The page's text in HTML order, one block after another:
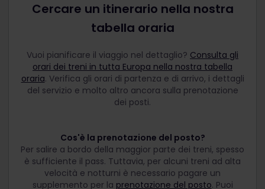
Cercare un itinerario nella nostra
tabella oraria
Vuoi pianificare il viaggio nel dettaglio? Consulta gli
orari dei treni in tutta Europa nella nostra tabella
oraria. Verifica gli orari di partenza e di arrivo, i dettagli
del servizio e molto altro ancora sulla prenotazione
dei posti.
Cos'è la prenotazione del posto?
Per salire a bordo della maggior parte dei treni, spesso
è sufficiente il pass. Tuttavia, per alcuni treni ad alta
velocità e notturni è necessario pagare un
supplemento per la prenotazione del posto. Puoi